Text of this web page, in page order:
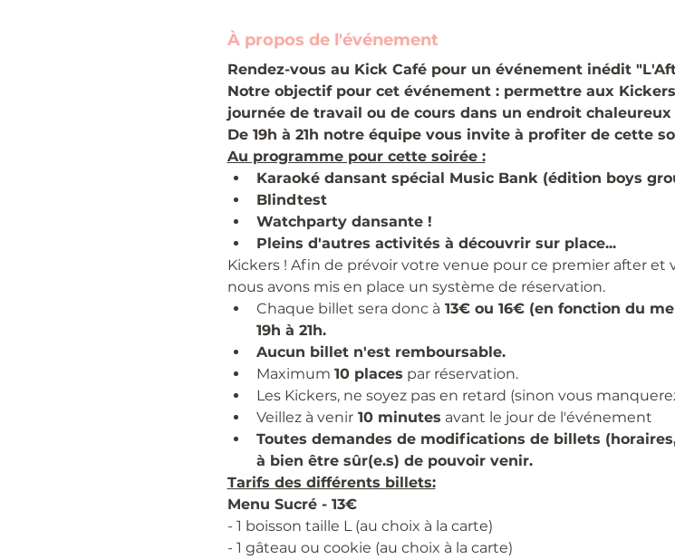
À propos de l'événement
Rendez-vous au Kick Café pour un événement inédit
Notre objectif pour cet événement : permettre aux
journée de travail ou de cours dans un endroit
De 19h à 21h notre équipe vous invite à profiter de cette
Au programme pour cette soirée :
Karaoké dansant spécial Music Bank (édition boys
Blindtest
Watchparty dansante !
Pleins d'autres activités à découvrir sur place...
Kickers ! Afin de prévoir votre venue pour ce premier after et
nous avons mis en place un système de réservation.
Chaque billet sera donc à 13€ ou 16€ (en fonction du
19h à 21h.
Aucun billet n'est remboursable.
Maximum 10 places par réservation.
Les Kickers, ne soyez pas en retard (sinon vous
Veillez à venir 10 minutes avant le jour de l'événement
Toutes demandes de modifications de billets
à bien être sûr(e.s) de pouvoir venir.
Tarifs des différents billets:
Menu Sucré - 13€
- 1 boisson taille L (au choix à la carte)
- 1 gâteau ou cookie (au choix à la carte)